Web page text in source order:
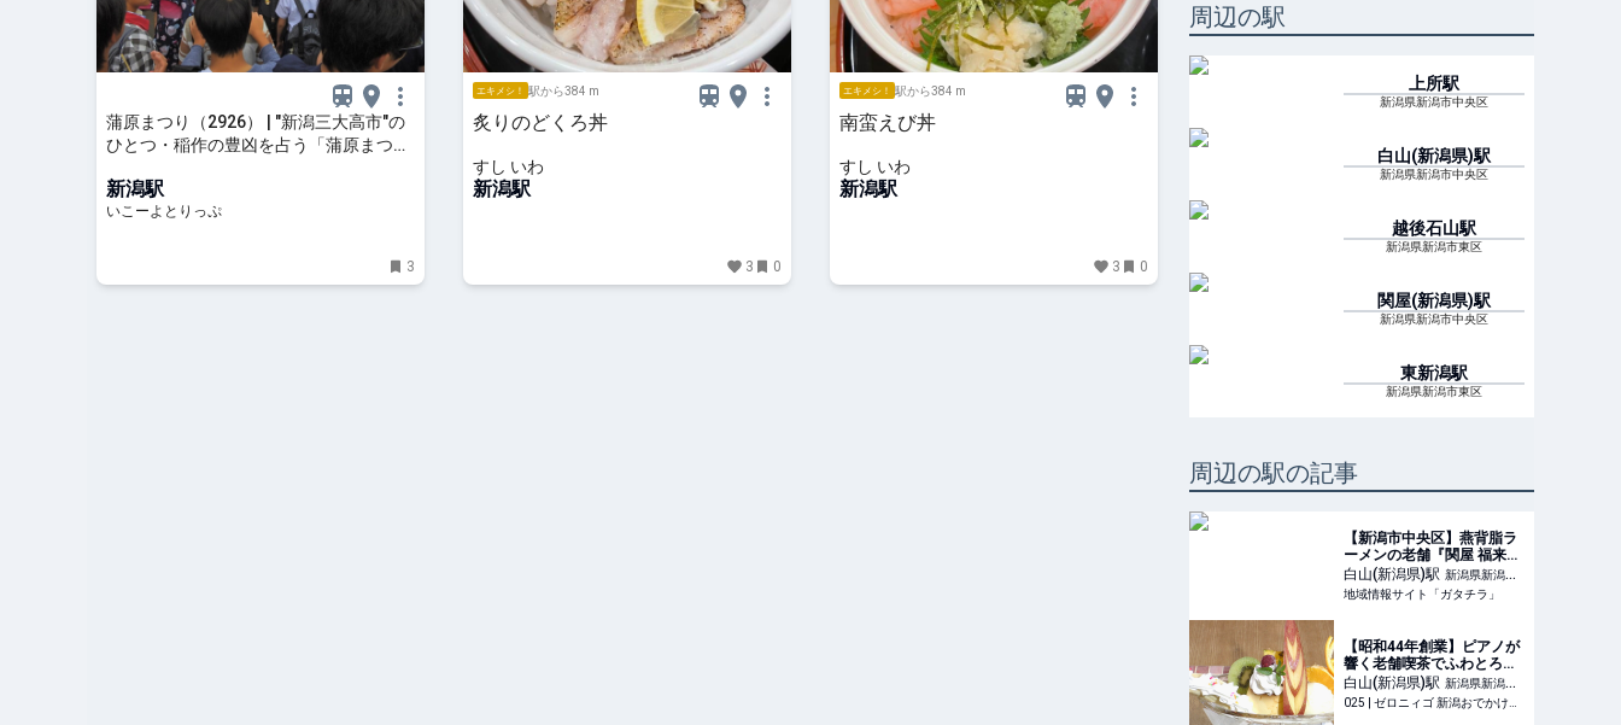
蒲原まつり（2926） | "新潟三大高市"の
ひとつ・稲作の豊凶を占う「蒲原まつ
県新潟市 | いこーよとりっぷ
新潟駅
いこーよとりっぷ
3
エキメシ！ 駅から384 m
炙りのどくろ丼
すし いわ
新潟駅
3 0
エキメシ！ 駅から384 m
南蛮えび丼
すし いわ
新潟駅
3 0
周辺の駅
上所駅
新潟県新潟市中央区
白山(新潟県)駅
新潟県新潟市中央区
越後石山駅
新潟県新潟市東区
関屋(新潟県)駅
新潟県新潟市中央区
東新潟駅
新潟県新潟市東区
周辺の駅の記事
【新潟市中央区】燕背脂ラ
ーメンの老舗『関屋 福来亭
(ふくらいてい）』が7月19
日に移転オープン！古町エ
リアで新たに営業スタート♪
る街メディア
白山(新潟県)駅 新潟県新潟市
中央区
地域情報サイト「ガタチラ」
【昭和44年創業】ピアノが
響く老舗喫茶でふわとろオ
ムライスと自家製プリンア
ラモードを味わう♪新潟市中
央区「喫茶MAKI(マキ)」 #
白山(新潟県)駅 新潟県新潟市
中央区
025 | ゼロニィゴ 新潟おでかけメディア